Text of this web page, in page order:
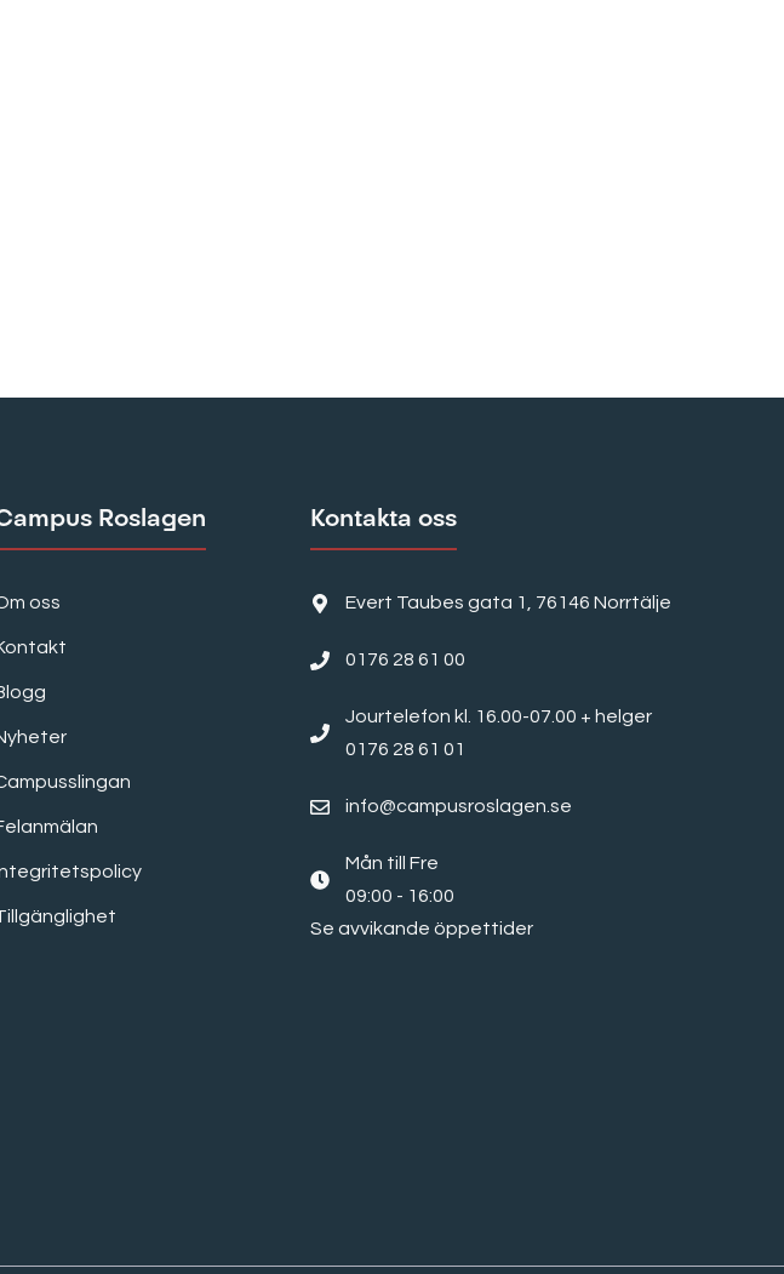
Roslagen
oss
Kontakta oss
Evert Taubes gata 1, 76146 Norrtälje
0176 28 61 00
Jourtelefon kl. 16.00-07.00 + helger
0176 28 61 01
info@campusroslagen.se
Mån till Fre
09:00 - 16:00
Se avvikande öppettider